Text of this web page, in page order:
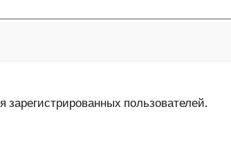
зарегистрированных пользователей.